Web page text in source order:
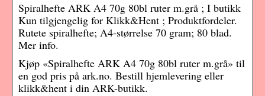
Spiralhefte ARK A4 70g 80bl ruter m.grå ; I butikk
Kun tilgjengelig for Klikk&Hent ; Produktfordeler.
Rutete spiralhefte; A4-størrelse 70 gram; 80 blad.
Mer info.
Kjøp «Spiralhefte ARK A4 70g 80bl ruter m.grå» til
en god pris på ark.no. Bestill hjemlevering eller
klikk&hent i din ARK-butikk.